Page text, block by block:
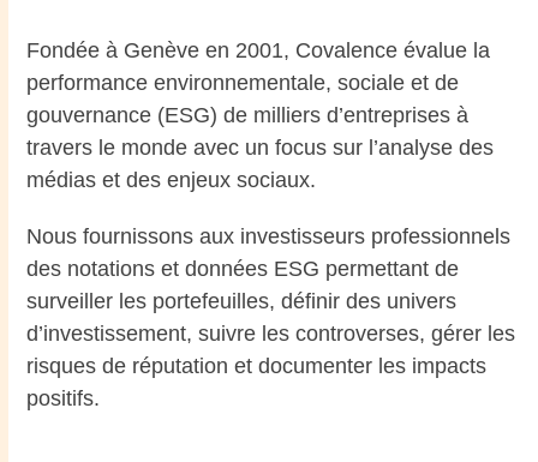
Fondée à Genève en 2001, Covalence évalue la
performance environnementale, sociale et de
gouvernance (ESG) de milliers d’entreprises à
travers le monde avec un focus sur l’analyse des
médias et des enjeux sociaux.
Nous fournissons aux investisseurs professionnels
des notations et données ESG permettant de
surveiller les portefeuilles, définir des univers
d’investissement, suivre les controverses, gérer les
risques de réputation et documenter les impacts
positifs.